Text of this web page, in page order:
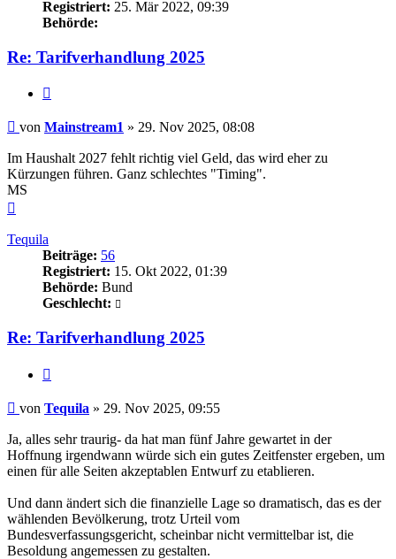
Registriert: 25. Mär 2022, 09:39
Behörde:
Re: Tarifverhandlung 2025
Beitrag
von Mainstream1 » 29. Nov 2025, 08:08
Im Haushalt 2027 fehlt richtig viel Geld, das wird eher zu
Kürzungen führen. Ganz schlechtes "Timing".
MS
Tequila
Beiträge: 56
Registriert: 15. Okt 2022, 01:39
Behörde: Bund
Geschlecht:
Re: Tarifverhandlung 2025
Beitrag
von Tequila » 29. Nov 2025, 09:55
Ja, alles sehr traurig- da hat man fünf Jahre gewartet in der
Hoffnung irgendwann würde sich ein gutes Zeitfenster ergeben, um
einen für alle Seiten akzeptablen Entwurf zu etablieren.
Und dann ändert sich die finanzielle Lage so dramatisch, das es der
wählenden Bevölkerung, trotz Urteil vom
Bundesverfassungsgericht, scheinbar nicht vermittelbar ist, die
Besoldung angemessen zu gestalten.